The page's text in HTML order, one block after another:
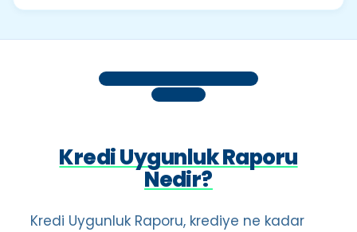
Kredi Uygunluk Raporu
Nedir?
Kredi Uygunluk Raporu, krediye ne kadar
Kredi Uygunluk Raporu
499 TL
· kdv dahil, tek seferlik